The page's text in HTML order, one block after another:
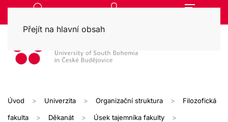
Přejít na hlavní obsah
Úvod Univerzita Organizační struktura Filozofická
fakulta Děkanát Úsek tajemníka fakulty